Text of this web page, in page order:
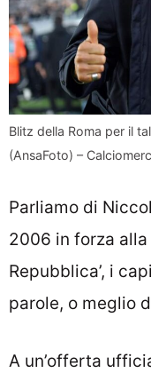
Blitz della Roma per il
(AnsaFoto) –
Parliamo di
2006 in forza alla
Repubblica’, i
parole, o meglio
A un’offerta